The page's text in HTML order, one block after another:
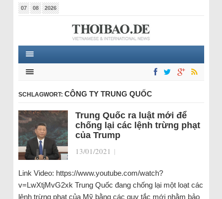
07 08 2026
SCHLAGWORT: CÔNG TY TRUNG QUỐC
Trung Quốc ra luật mới để
chống lại các lệnh trừng phạt
của Trump
13/01/2021 |
Link Video: https://www.youtube.com/watch?
v=LwXtjMvG2xk Trung Quốc đang chống lại một loạt các
lệnh trừng phạt của Mỹ bằng các quy tắc mới nhằm bảo